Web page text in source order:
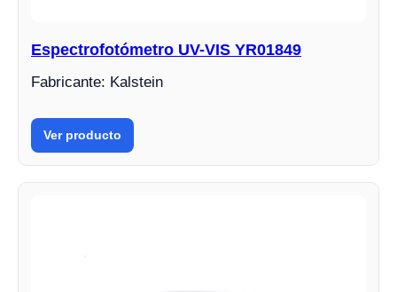
Espectrofotómetro UV-VIS YR01849
Fabricante: Kalstein
Ver producto